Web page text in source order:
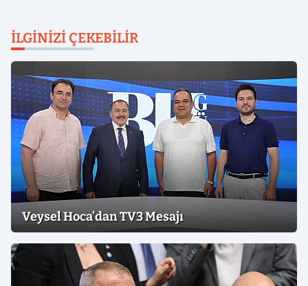
İLGINIZI ÇEKEBILIR
Veysel Hoca’dan TV3 Mesajı